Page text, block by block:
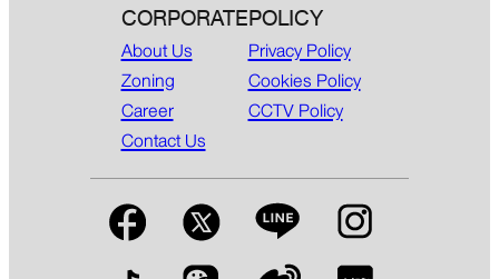
CORPORATE
About Us
Zoning
Career
Contact Us
POLICY
Privacy Policy
Cookies Policy
CCTV Policy